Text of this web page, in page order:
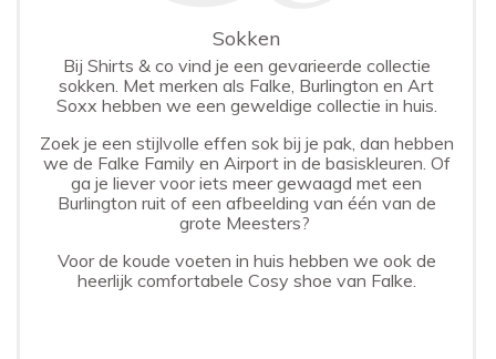
Sokken
Bij Shirts & co vind je een gevarieerde collectie
sokken. Met merken als Falke, Burlington en Art
Soxx hebben we een geweldige collectie in huis.
Zoek je een stijlvolle effen sok bij je pak, dan hebben
we de Falke Family en Airport in de basiskleuren. Of
ga je liever voor iets meer gewaagd met een
Burlington ruit of een afbeelding van één van de
grote Meesters?
Voor de koude voeten in huis hebben we ook de
heerlijk comfortabele Cosy shoe van Falke.